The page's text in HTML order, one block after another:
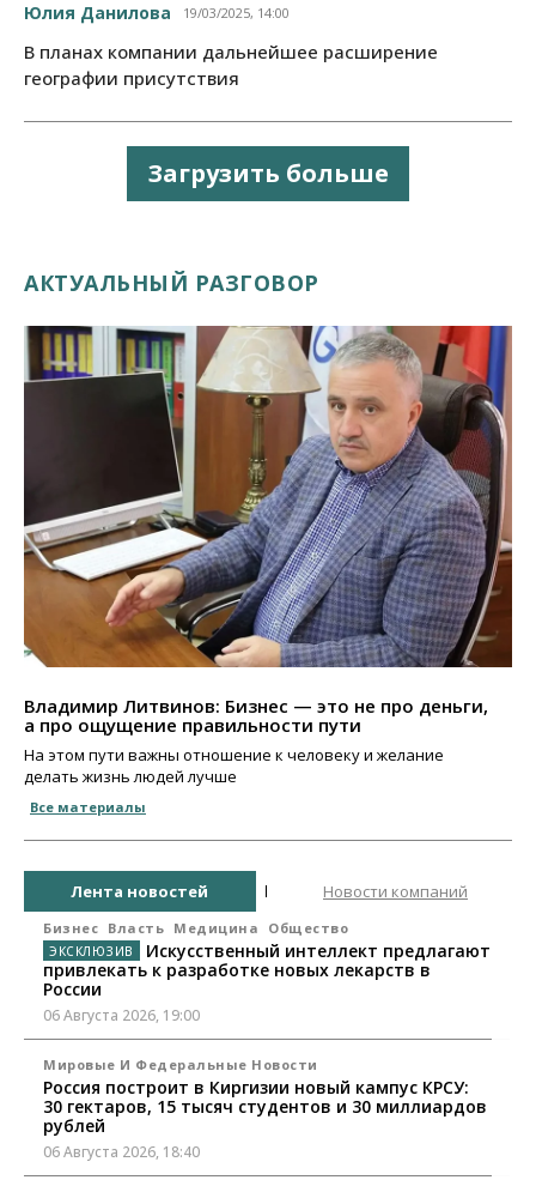
Юлия Данилова 19/03/2025, 14:00
В планах компании дальнейшее расширение
географии присутствия
Загрузить больше
АКТУАЛЬНЫЙ РАЗГОВОР
Владимир Литвинов: Бизнес — это не про деньги,
а про ощущение правильности пути
На этом пути важны отношение к человеку и желание
делать жизнь людей лучше
Все материалы
Лента новостей Новости компаний
Бизнес Власть Медицина Общество
Искусственный интеллект предлагают
привлекать к разработке новых лекарств в
России
06 Августа 2026, 19:00
Мировые И Федеральные Новости
Россия построит в Киргизии новый кампус КРСУ:
30 гектаров, 15 тысяч студентов и 30 миллиардов
рублей
06 Августа 2026, 18:40